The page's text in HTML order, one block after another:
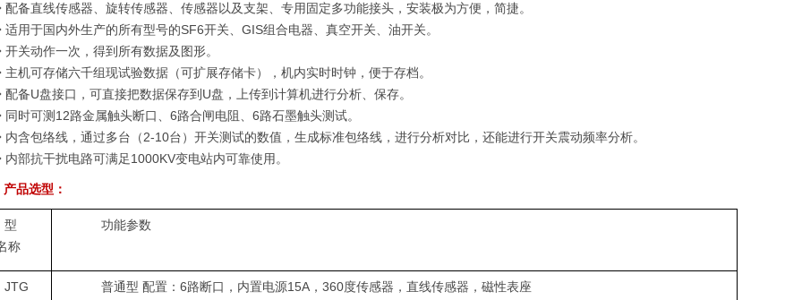
备直线传感器、旋转传感器、传感器以及支架、专用固定多功能接头，安装极为方便，简捷。
用于国内外生产的所有型号的SF6开关、GIS组合电器、真空开关、油开关。
关动作一次，得到所有数据及图形。
机可存储六千组现试验数据（可扩展存储卡），机内实时时钟，便于存档。
备U盘接口，可直接把数据保存到U盘，上传到计算机进行分析、保存。
时可测12路金属触头断口、6路合闸电阻、6路石墨触头测试。
含包络线，通过多台（2-10台）开关测试的数值，生成标准包络线，进行分析对比，还能进行开关震动频率分析。
部抗干扰电路可满足1000KV变电站内可靠使用。
产品选型：
型
称
功能参数
JTG
普通型 配置：6路断口，内置电源15A，360度传感器，直线传感器，磁性表座